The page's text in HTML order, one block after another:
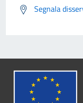
Segnala